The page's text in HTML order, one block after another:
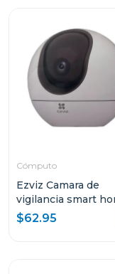
Cómputo
Ezviz Camara de
vigilancia smart
camera 3k h6
$62.95